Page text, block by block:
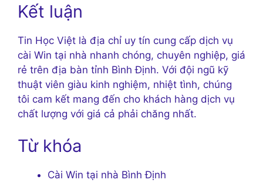
Kết luận
Tin Học Việt là địa chỉ uy tín cung cấp dịch vụ
cài Win tại nhà nhanh chóng, chuyên nghiệp, giá
rẻ trên địa bàn tỉnh Bình Định. Với đội ngũ kỹ
thuật viên giàu kinh nghiệm, nhiệt tình, chúng
tôi cam kết mang đến cho khách hàng dịch vụ
chất lượng với giá cả phải chăng nhất.
Từ khóa
Cài Win tại nhà Bình Định